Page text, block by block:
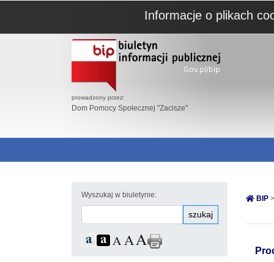
prowadzony przez:
Dom Pomocy Społecznej "Zacisze"
Wyszukaj w biuletynie:
szukaj
BIP
Informacje o plikach